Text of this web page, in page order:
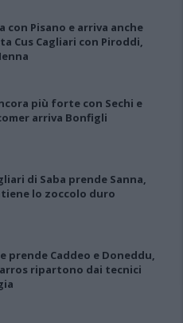
con Pisano e arriva anche
Cus Cagliari con Piroddi,
più forte con Sechi e
arriva Bonfigli
di Saba prende Sanna,
lo zoccolo duro
prende Caddeo e Doneddu,
ripartono dai tecnici